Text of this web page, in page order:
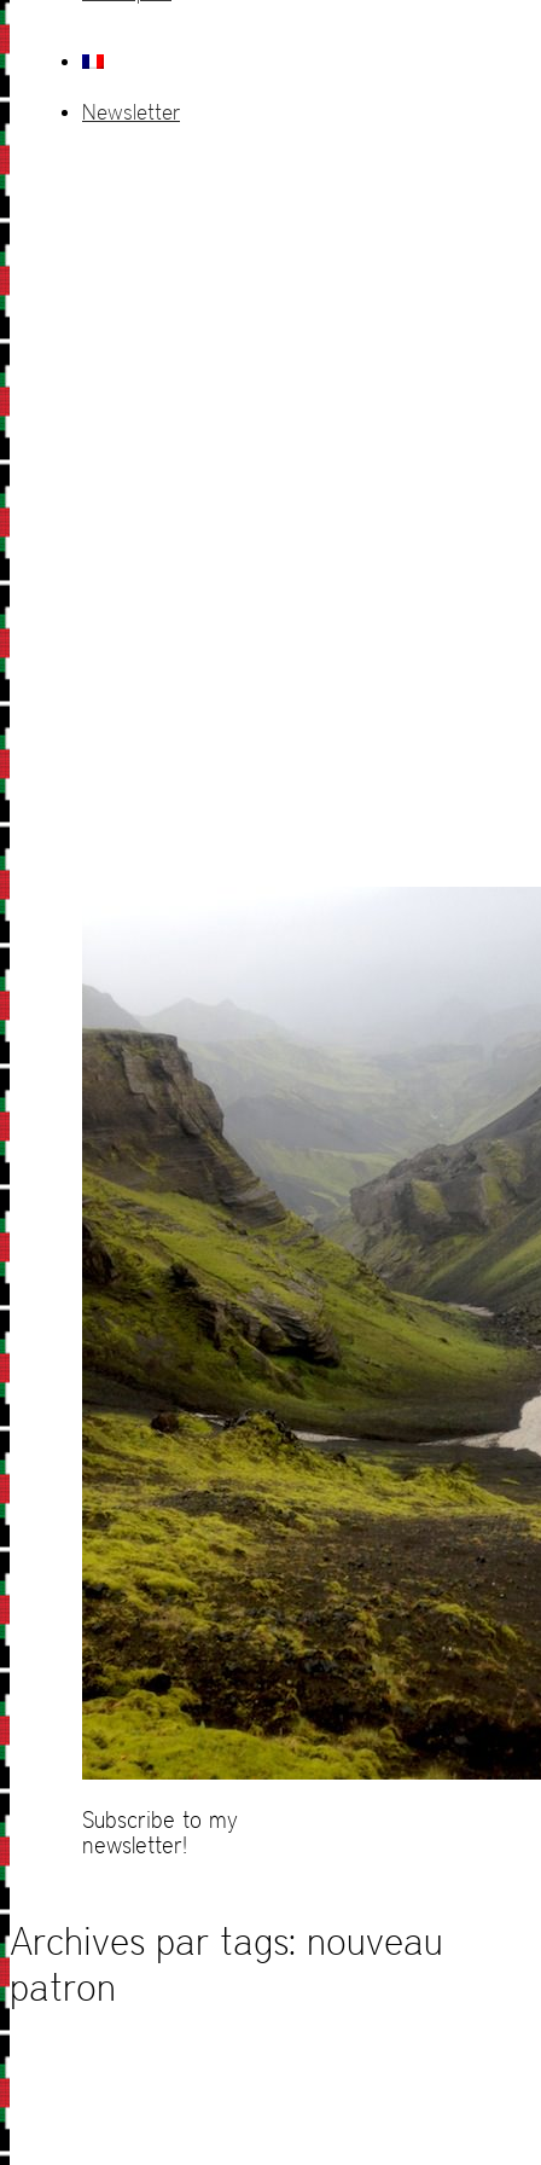
Newsletter
Subscribe to my
newsletter!
Archives par tags: nouveau
patron